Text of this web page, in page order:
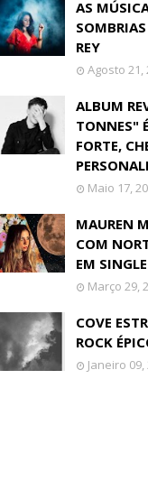
AS
REY
Agosto 21,
ALBUM
TONNES"
FORTE,
Maio 17,
MAUREN
COM
EM
Março 29,
COVE
ROCK
Janeiro 09,